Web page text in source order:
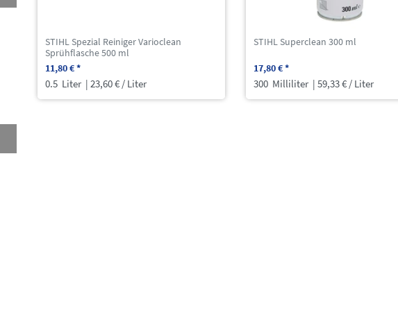
STIHL Spezial Reiniger Varioclean
Sprühflasche 500 ml
11,80 € *
0.5 Liter | 23,60 € / Liter
STIHL Superclean 300 ml
17,80 € *
300 Milliliter | 59,33 € / Liter